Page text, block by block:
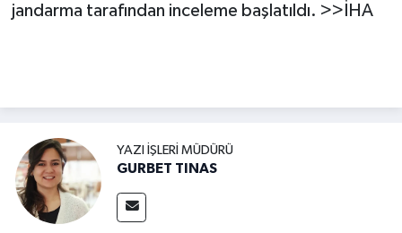
jandarma tarafından inceleme başlatıldı. >>İHA
YAZI İŞLERI MÜDÜRÜ
GURBET TINAS